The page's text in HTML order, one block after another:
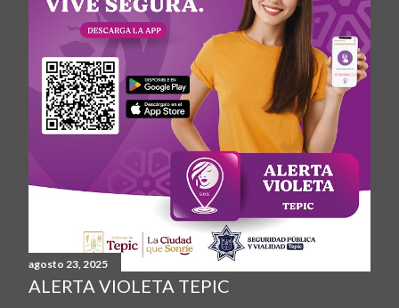
agosto 23, 2025
ALERTA VIOLETA TEPIC